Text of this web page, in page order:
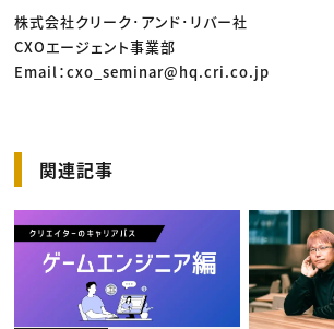
株式会社クリーク･アンド･リバー社
CXOエージェント事業部
Email：cxo_seminar@hq.cri.co.jp
関連記事